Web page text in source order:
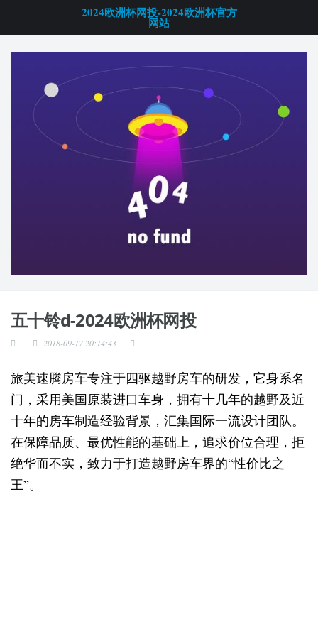
2024欧洲杯网投-2024欧洲杯官方
网站
五十铃d-2024欧洲杯网投
2018-09-17 20:14:43
旅美速腾房车专注于四驱越野房车的研发，它身系名
门，采用美国原装进口车身，拥有十几年的越野及近
十年的房车制造经验背景，汇集国际一流设计团队。
在保障品质、最优性能的基础上，追求价位合理，拒
绝华而不实，致力于打造越野房车界的“性价比之
王”。